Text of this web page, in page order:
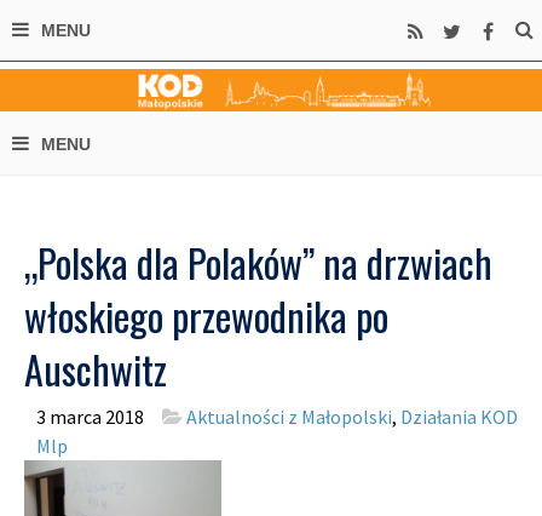
„Polska dla Polaków” na drzwiach
włoskiego przewodnika po
Auschwitz
3 marca 2018 Aktualności z Małopolski, Działania KOD
Mlp